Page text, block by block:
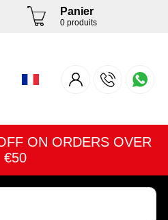
Panier
0 produits
ON ORDERS OVER
€50